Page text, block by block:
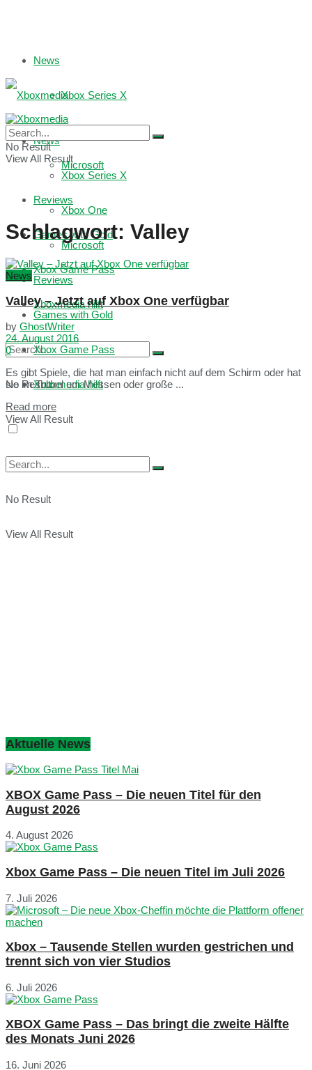
News
Xbox Series X
Microsoft
Reviews
Games with Gold
Xbox Game Pass
Xboxmedia hilft
No Result
View All Result
News
Xbox Series X
Xbox One
Microsoft
Reviews
Games with Gold
Xbox Game Pass
Xboxmedia hilft
No Result
View All Result
No Result
View All Result
Schlagwort: Valley
News
Valley – Jetzt auf Xbox One verfügbar
by GhostWriter
24. August 2016
0
Es gibt Spiele, die hat man einfach nicht auf dem Schirm oder hat
sie im Trubel um Messen oder große ...
Read more
Aktuelle News
XBOX Game Pass – Die neuen Titel für den
August 2026
4. August 2026
Xbox Game Pass – Die neuen Titel im Juli 2026
7. Juli 2026
Xbox – Tausende Stellen wurden gestrichen und
trennt sich von vier Studios
6. Juli 2026
XBOX Game Pass – Das bringt die zweite Hälfte
des Monats Juni 2026
16. Juni 2026